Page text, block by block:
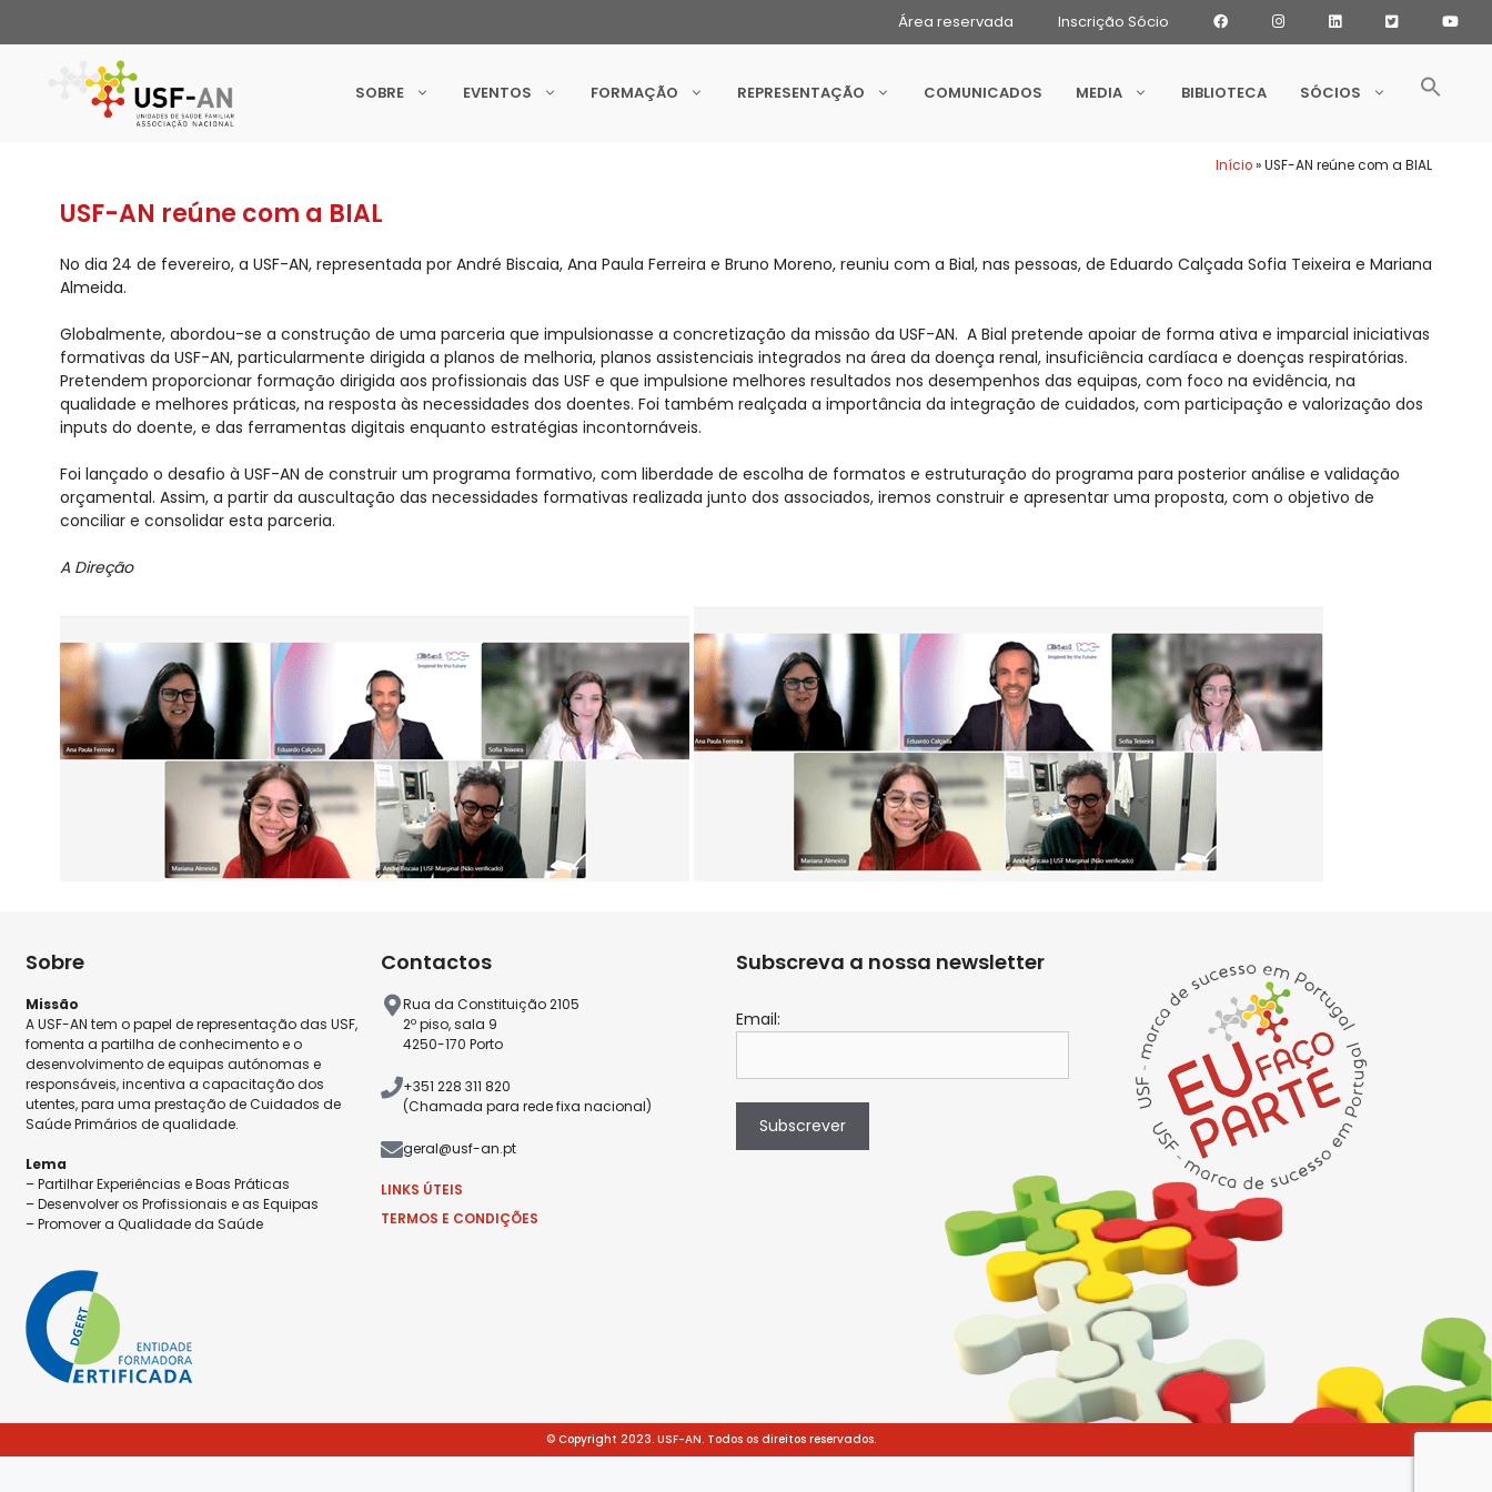
Área reservada Inscrição Sócio
SOBRE EVENTOS FORMAÇÃO REPRESENTAÇÃO COMUNICADOS MEDIA BIBLIOTECA SÓCIOS
Início»USF-AN reúne com a BIAL
USF-AN reúne com a BIAL
No dia 24 de fevereiro, a USF-AN, representada por André Biscaia, Ana Paula Ferreira e Bruno Moreno, reuniu com a Bial, nas pessoas, de Eduardo Calçada Sofia Teixeira e Mariana
Almeida.
Globalmente, abordou-se a construção de uma parceria que impulsionasse a concretização da missão da USF-AN. A Bial pretende apoiar de forma ativa e imparcial iniciativas
formativas da USF-AN, particularmente dirigida a planos de melhoria, planos assistenciais integrados na área da doença renal, insuficiência cardíaca e doenças respiratórias.
Pretendem proporcionar formação dirigida aos profissionais das USF e que impulsione melhores resultados nos desempenhos das equipas, com foco na evidência, na
qualidade e melhores práticas, na resposta às necessidades dos doentes. Foi também realçada a importância da integração de cuidados, com participação e valorização dos
inputs do doente, e das ferramentas digitais enquanto estratégias incontornáveis.
Foi lançado o desafio à USF-AN de construir um programa formativo, com liberdade de escolha de formatos e estruturação do programa para posterior análise e validação
orçamental. Assim, a partir da auscultação das necessidades formativas realizada junto dos associados, iremos construir e apresentar uma proposta, com o objetivo de
conciliar e consolidar esta parceria.
A Direção
Sobre
Missão
A USF-AN tem o papel de representação das USF,
fomenta a partilha de conhecimento e o
desenvolvimento de equipas autónomas e
responsáveis, incentiva a capacitação dos
utentes, para uma prestação de Cuidados de
Saúde Primários de qualidade.
Lema
– Partilhar Experiências e Boas Práticas
– Desenvolver os Profissionais e as Equipas
– Promover a Qualidade da Saúde
Contactos
Rua da Constituição 2105
2º piso, sala 9
4250-170 Porto
+351 228 311 820
(Chamada para rede fixa nacional)
geral@usf-an.pt
LINKS ÚTEIS
TERMOS E CONDIÇÕES
Subscreva a nossa newsletter
Email:
Subscrever
© Copyright 2023. USF-AN. Todos os direitos reservados.